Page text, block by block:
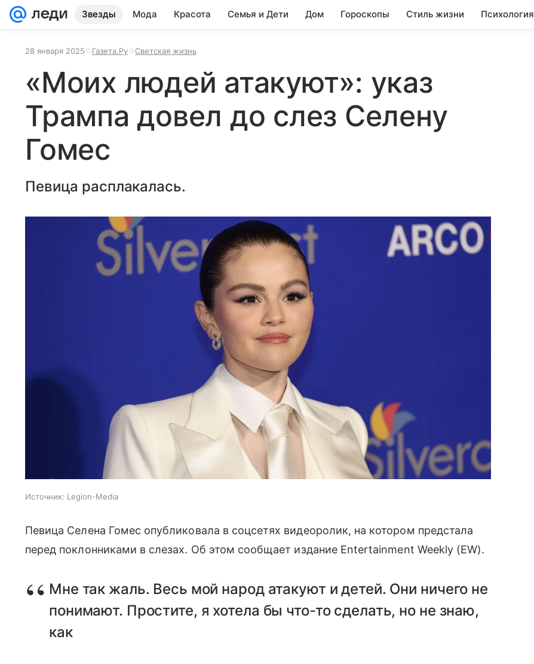
Звезды Мода Красота Семья и Дети Дом Гороскопы Стиль жизни Психология
28 января 2025 Газета.Ру Светская жизнь
«Моих людей атакуют»: указ
Трампа довел до слез Селену
Гомес
Певица расплакалась.
Источник: Legion-Media
Певица Селена Гомес опубликовала в соцсетях видеоролик, на котором предстала
перед поклонниками в слезах. Об этом сообщает издание Entertainment Weekly (EW).
Мне так жаль. Весь мой народ атакуют и детей. Они ничего не
понимают. Простите, я хотела бы что-то сделать, но не знаю,
как